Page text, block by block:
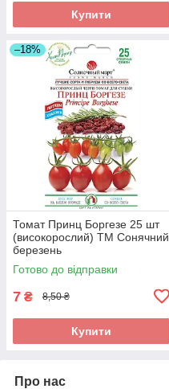
Купити
–18%
Томат Принц Боргезе 25 шт
(високорослий) ТМ Сонячний
березень
Готово до відправки
7 ₴ 8,50 ₴
Купити
Про нас